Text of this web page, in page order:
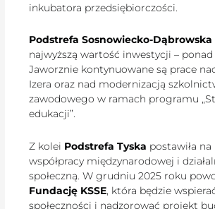
inkubatora przedsiębiorczości.
Podstrefa Sosnowiecko-Dąbrowska
najwyższą wartość inwestycji – ponad
Jaworznie kontynuowane są prace
Izera oraz nad modernizacją
zawodowego w ramach programu
edukacji”.
Z kolei Podstrefa Tyska postawiła
współpracy międzynarodowej i
społeczną. W grudniu 2025 roku
Fundację KSSE , która będzie
społeczności i nadzorować projekt